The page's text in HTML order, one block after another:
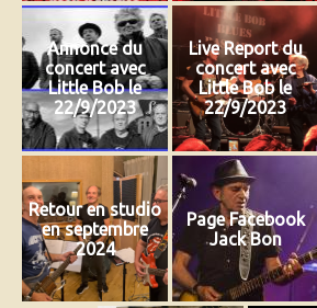
Annonce du
concert avec
Little Bob le
22/9/2023
Live Report du
concert avec
Little Bob le
22/9/2023
Retour en studio
en septembre
2024
Page Facebook
Jack Bon